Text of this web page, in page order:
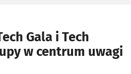
Gala i Tech
w centrum uwagi